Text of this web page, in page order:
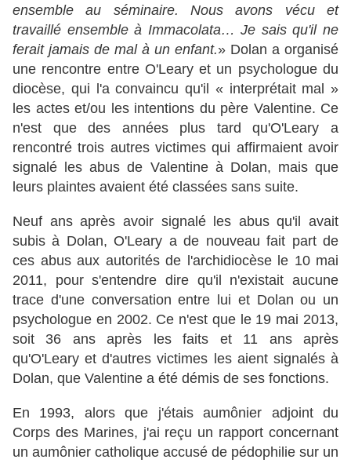
ensemble au séminaire. Nous avons vécu et
travaillé ensemble à Immacolata… Je sais qu'il ne
ferait jamais de mal à un enfant.» Dolan a organisé
une rencontre entre O'Leary et un psychologue du
diocèse, qui l'a convaincu qu'il « interprétait mal »
les actes et/ou les intentions du père Valentine. Ce
n'est que des années plus tard qu'O'Leary a
rencontré trois autres victimes qui affirmaient avoir
signalé les abus de Valentine à Dolan, mais que
leurs plaintes avaient été classées sans suite.
Neuf ans après avoir signalé les abus qu'il avait
subis à Dolan, O'Leary a de nouveau fait part de
ces abus aux autorités de l'archidiocèse le 10 mai
2011, pour s'entendre dire qu'il n'existait aucune
trace d'une conversation entre lui et Dolan ou un
psychologue en 2002. Ce n'est que le 19 mai 2013,
soit 36 ​​ans après les faits et 11 ans après
qu'O'Leary et d'autres victimes les aient signalés à
Dolan, que Valentine a été démis de ses fonctions.
En 1993, alors que j'étais aumônier adjoint du
Corps des Marines, j'ai reçu un rapport concernant
un aumônier catholique accusé de pédophilie sur un